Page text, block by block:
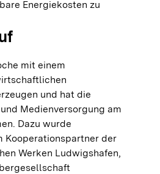
Energiekosten zu
mit einem
und hat die
Medienversorgung am
Dazu wurde
Kooperationspartner der
Werken Ludwigshafen,